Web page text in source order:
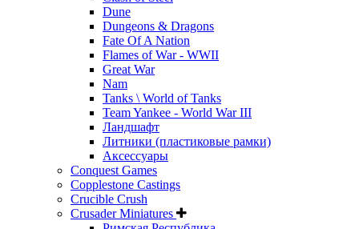
Dune
Dungeons & Dragons
Fate Of A Nation
Flames of War - WWII
Great War
Nam
Tanks \ World of Tanks
Team Yankee - World War III
Ландшафт
Литники (пластиковые рамки)
Аксессуары
Conquest Games
Copplestone Castings
Crucible Crush
Crusader Miniatures